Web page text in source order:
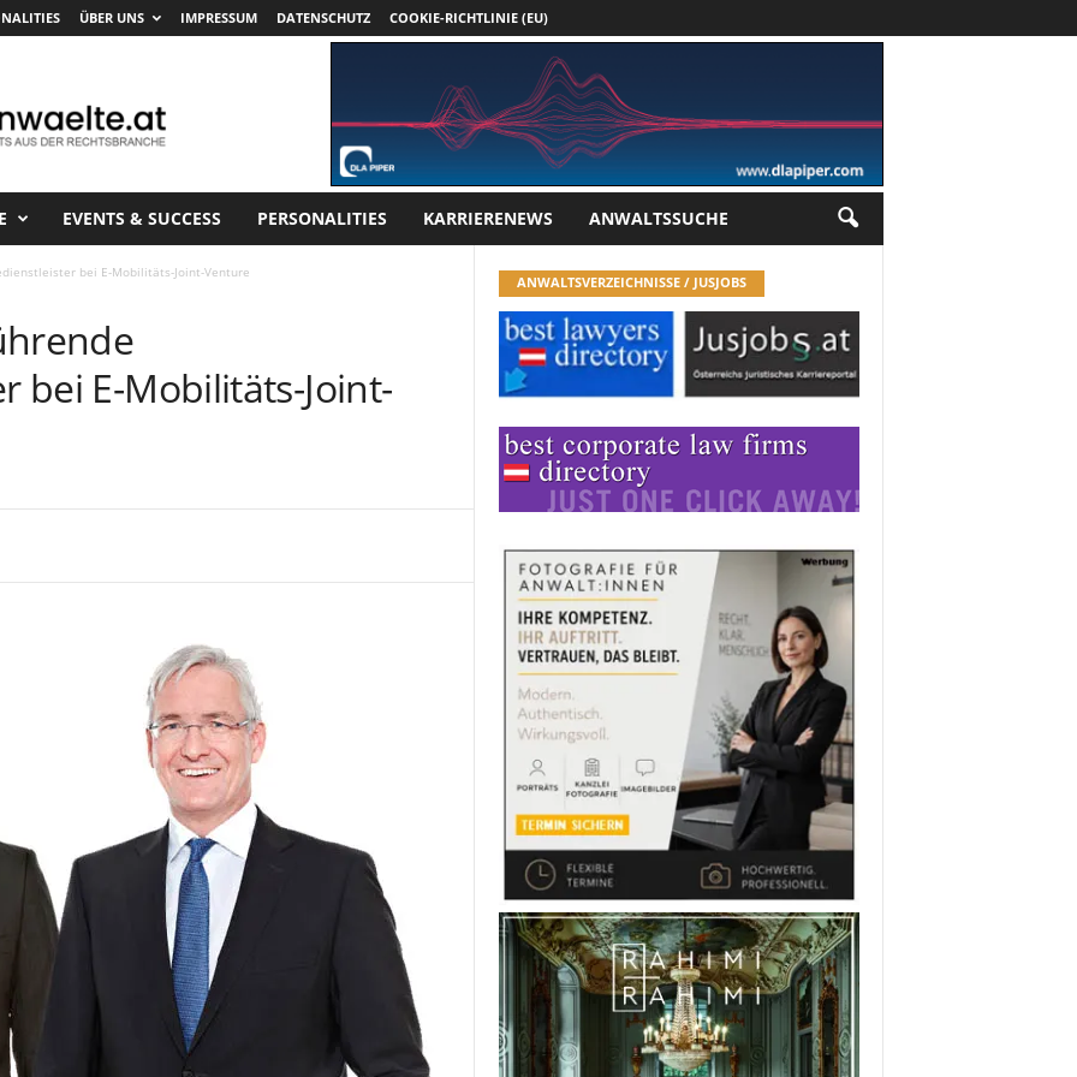
ÜBER UNS IMPRESSUM DATENSCHUTZ COOKIE-RICHTLINIE (EU)
EVENTS & SUCCESS PERSONALITIES KARRIERENEWS ANWALTSSUCHE
bei E-Mobilitäts-Joint-Venture
bei E-Mobilitäts-Joint-
ANWALTSVERZEICHNISSE / JUSJOBS